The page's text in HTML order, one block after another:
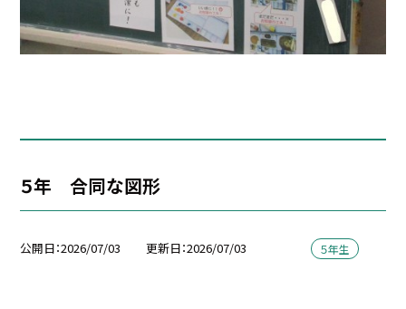
５年 合同な図形
公開日 2026/07/03 更新日 2026/07/03 ５年生